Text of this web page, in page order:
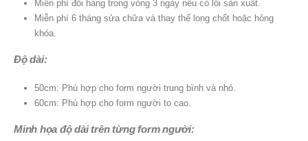
Miễn phí đổi hàng trong vòng 3 ngày nếu có lỗi sản xuất.
Miễn phí 6 tháng sửa chữa và thay thế long chốt hoặc hỏng
khóa.
Độ dài:
50cm: Phù hợp cho form người trung bình và nhỏ.
60cm: Phù hợp cho form người to cao.
Minh họa độ dài trên từng form người: